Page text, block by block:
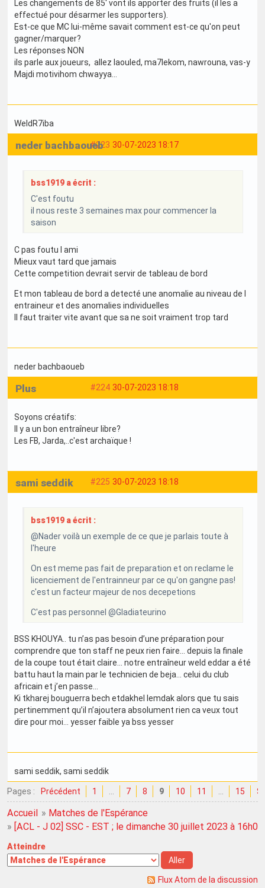
Les changements de 85' vont ils apporter des fruits (il les a
effectué pour désarmer les supporters).
Est-ce que MC lui-même savait comment est-ce qu'on peut
gagner/marquer?
Les réponses NON
ils parle aux joueurs, allez laouled, ma7lekom, nawrouna, vas-y
Majdi motivihom chwayya...
WeldR7iba
#223 30-07-2023 18:17
neder bachbaoueb
bss1919 a écrit :
C'est foutu
il nous reste 3 semaines max pour commencer la
saison
C pas foutu l ami
Mieux vaut tard que jamais
Cette competition devrait servir de tableau de bord
Et mon tableau de bord a detecté une anomalie au niveau de l
entraineur et des anomalies individuelles
Il faut traiter vite avant que sa ne soit vraiment trop tard
neder bachbaoueb
#224 30-07-2023 18:18
Plus
Soyons créatifs:
Il y a un bon entraîneur libre?
Les FB, Jarda,..c'est archaïque !
#225 30-07-2023 18:18
sami seddik
bss1919 a écrit :
@Nader voilà un exemple de ce que je parlais toute à
l'heure
On est meme pas fait de preparation et on reclame le
licenciement de l'entrainneur par ce qu'on gangne pas!
c'est un facteur majeur de nos decepetions
C'est pas personnel @Gladiateurino
BSS KHOUYA.. tu n’as pas besoin d’une préparation pour
comprendre que ton staff ne peux rien faire… depuis la finale
de la coupe tout était claire… notre entraîneur weld eddar a été
battu haut la main par le technicien de beja… celui du club
africain et j’en passe…
Ki tkharej bouguerra bech etdakhel lemdak alors que tu sais
pertinemment qu’il n’ajoutera absolument rien ca veux tout
dire pour moi… yesser faible ya bss yesser
sami seddik, sami seddik
Pages : Précédent 1 … 7 8 9 10 11 … 15
Accueil » Matches de l'Espérance
» [ACL - J 02] SSC - EST ; le dimanche 30 juillet 2023 à 16h00
Atteindre
Flux Atom de la discussion